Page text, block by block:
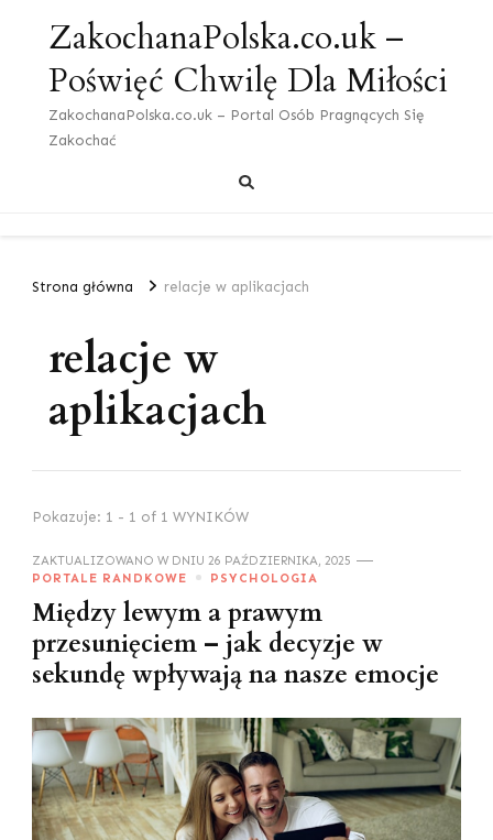
ZakochanaPolska.co.uk –
Poświęć Chwilę Dla Miłości
ZakochanaPolska.co.uk – Portal Osób Pragnących Się
Zakochać
Strona główna relacje w aplikacjach
relacje w
aplikacjach
Pokazuje: 1 - 1 of 1 WYNIKÓW
ZAKTUALIZOWANO W DNIU 26 PAŹDZIERNIKA, 2025
PORTALE RANDKOWE
PSYCHOLOGIA
Między lewym a prawym
przesunięciem – jak decyzje w
sekundę wpływają na nasze emocje